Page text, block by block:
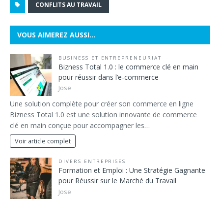
CONFLITS AU TRAVAIL
VOUS AIMEREZ AUSSI…
BUSINESS ET ENTREPRENEURIAT
Bizness Total 1.0 : le commerce clé en main
pour réussir dans l’e-commerce
Jose
Une solution complète pour créer son commerce en ligne
Bizness Total 1.0 est une solution innovante de commerce
clé en main conçue pour accompagner les…
Voir article complet
DIVERS ENTREPRISES
Formation et Emploi : Une Stratégie Gagnante
pour Réussir sur le Marché du Travail
Jose